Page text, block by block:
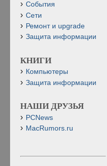
События
Сети
Ремонт и upgrade
Защита информации
КНИГИ
Компьютеры
Защита информации
НАШИ ДРУЗЬЯ
PCNews
MacRumors.ru